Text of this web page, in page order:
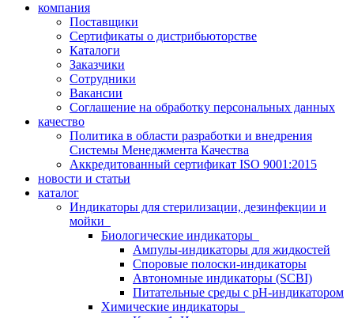
компания
Поставщики
Сертификаты о дистрибьюторстве
Каталоги
Заказчики
Сотрудники
Вакансии
Соглашение на обработку персональных данных
качество
Политика в области разработки и внедрения
Системы Менеджмента Качества
Аккредитованный сертификат ISO 9001:2015
новости и статьи
каталог
Индикаторы для стерилизации, дезинфекции и
мойки
Биологические индикаторы
Ампулы-индикаторы для жидкостей
Споровые полоски-индикаторы
Автономные индикаторы (SCBI)
Питательные среды с рН-индикатором
Химические индикаторы